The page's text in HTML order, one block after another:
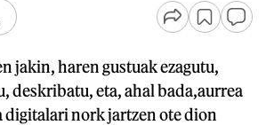
jakin, haren gustuak ezagutu,
deskribatu, eta, ahal bada,aurrea
nork jartzen ote dion